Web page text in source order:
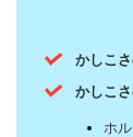
かしこ
かしこ
ホ